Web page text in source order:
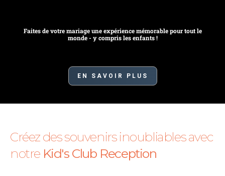
Faites de votre mariage une expérience mémorable pour tout le
monde - y compris les enfants !
EN SAVOIR PLUS
Créez des souvenirs inoubliables avec
notre Kid's Club Reception